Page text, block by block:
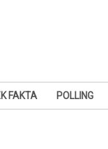
FAKTA POLLING